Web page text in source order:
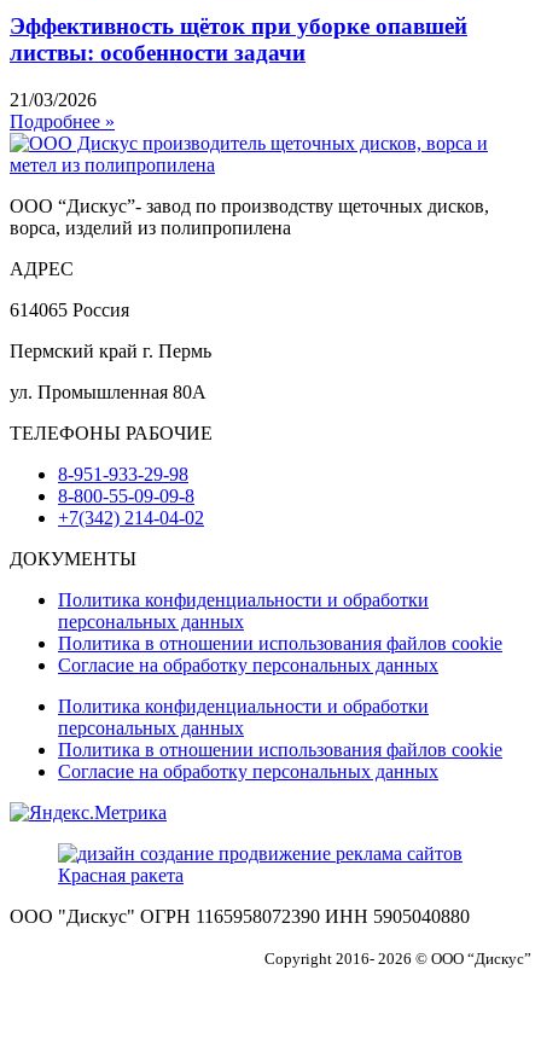
Эффективность щёток при уборке опавшей
листвы: особенности задачи
21/03/2026
Подробнее »
ООО “Дискус”- завод по производству щеточных дисков,
ворса, изделий из полипропилена
АДРЕС
614065 Россия
Пермский край г. Пермь
ул. Промышленная 80А
ТЕЛЕФОНЫ РАБОЧИЕ
8-951-933-29-98
8-800-55-09-09-8
+7(342) 214-04-02
ДОКУМЕНТЫ
Политика конфиденциальности и обработки
персональных данных
Политика в отношении использования файлов cookie
Согласие на обработку персональных данных
Политика конфиденциальности и обработки
персональных данных
Политика в отношении использования файлов cookie
Согласие на обработку персональных данных
ООО "Дискус" ОГРН 1165958072390 ИНН 5905040880
Copyright 2016- 2026 © ООО “Дискус”